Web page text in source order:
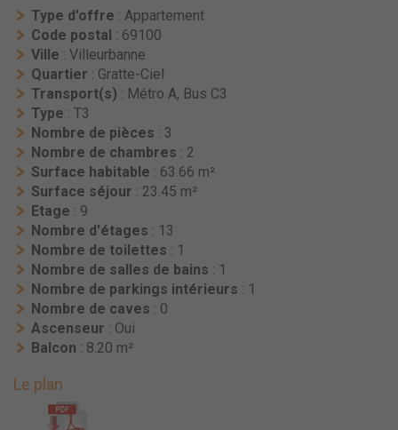
Type d'offre : Appartement
Code postal : 69100
Ville : Villeurbanne
Quartier : Gratte-Ciel
Transport(s) : Métro A, Bus C3
Type : T3
Nombre de pièces : 3
Nombre de chambres : 2
Surface habitable : 63.66 m²
Surface séjour : 23.45 m²
Etage : 9
Nombre d'étages : 13
Nombre de toilettes : 1
Nombre de salles de bains : 1
Nombre de parkings intérieurs : 1
Nombre de caves : 0
Ascenseur : Oui
Balcon : 8.20 m²
Le plan